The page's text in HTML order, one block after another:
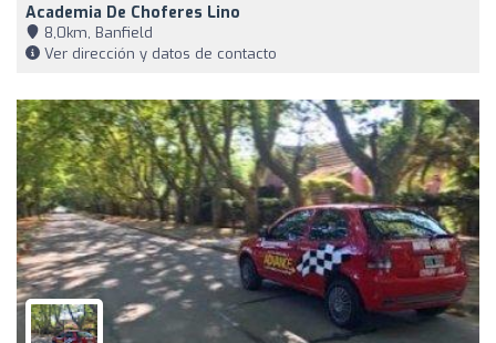
Academia De Choferes Lino
8,0km, Banfield
Ver dirección y datos de contacto